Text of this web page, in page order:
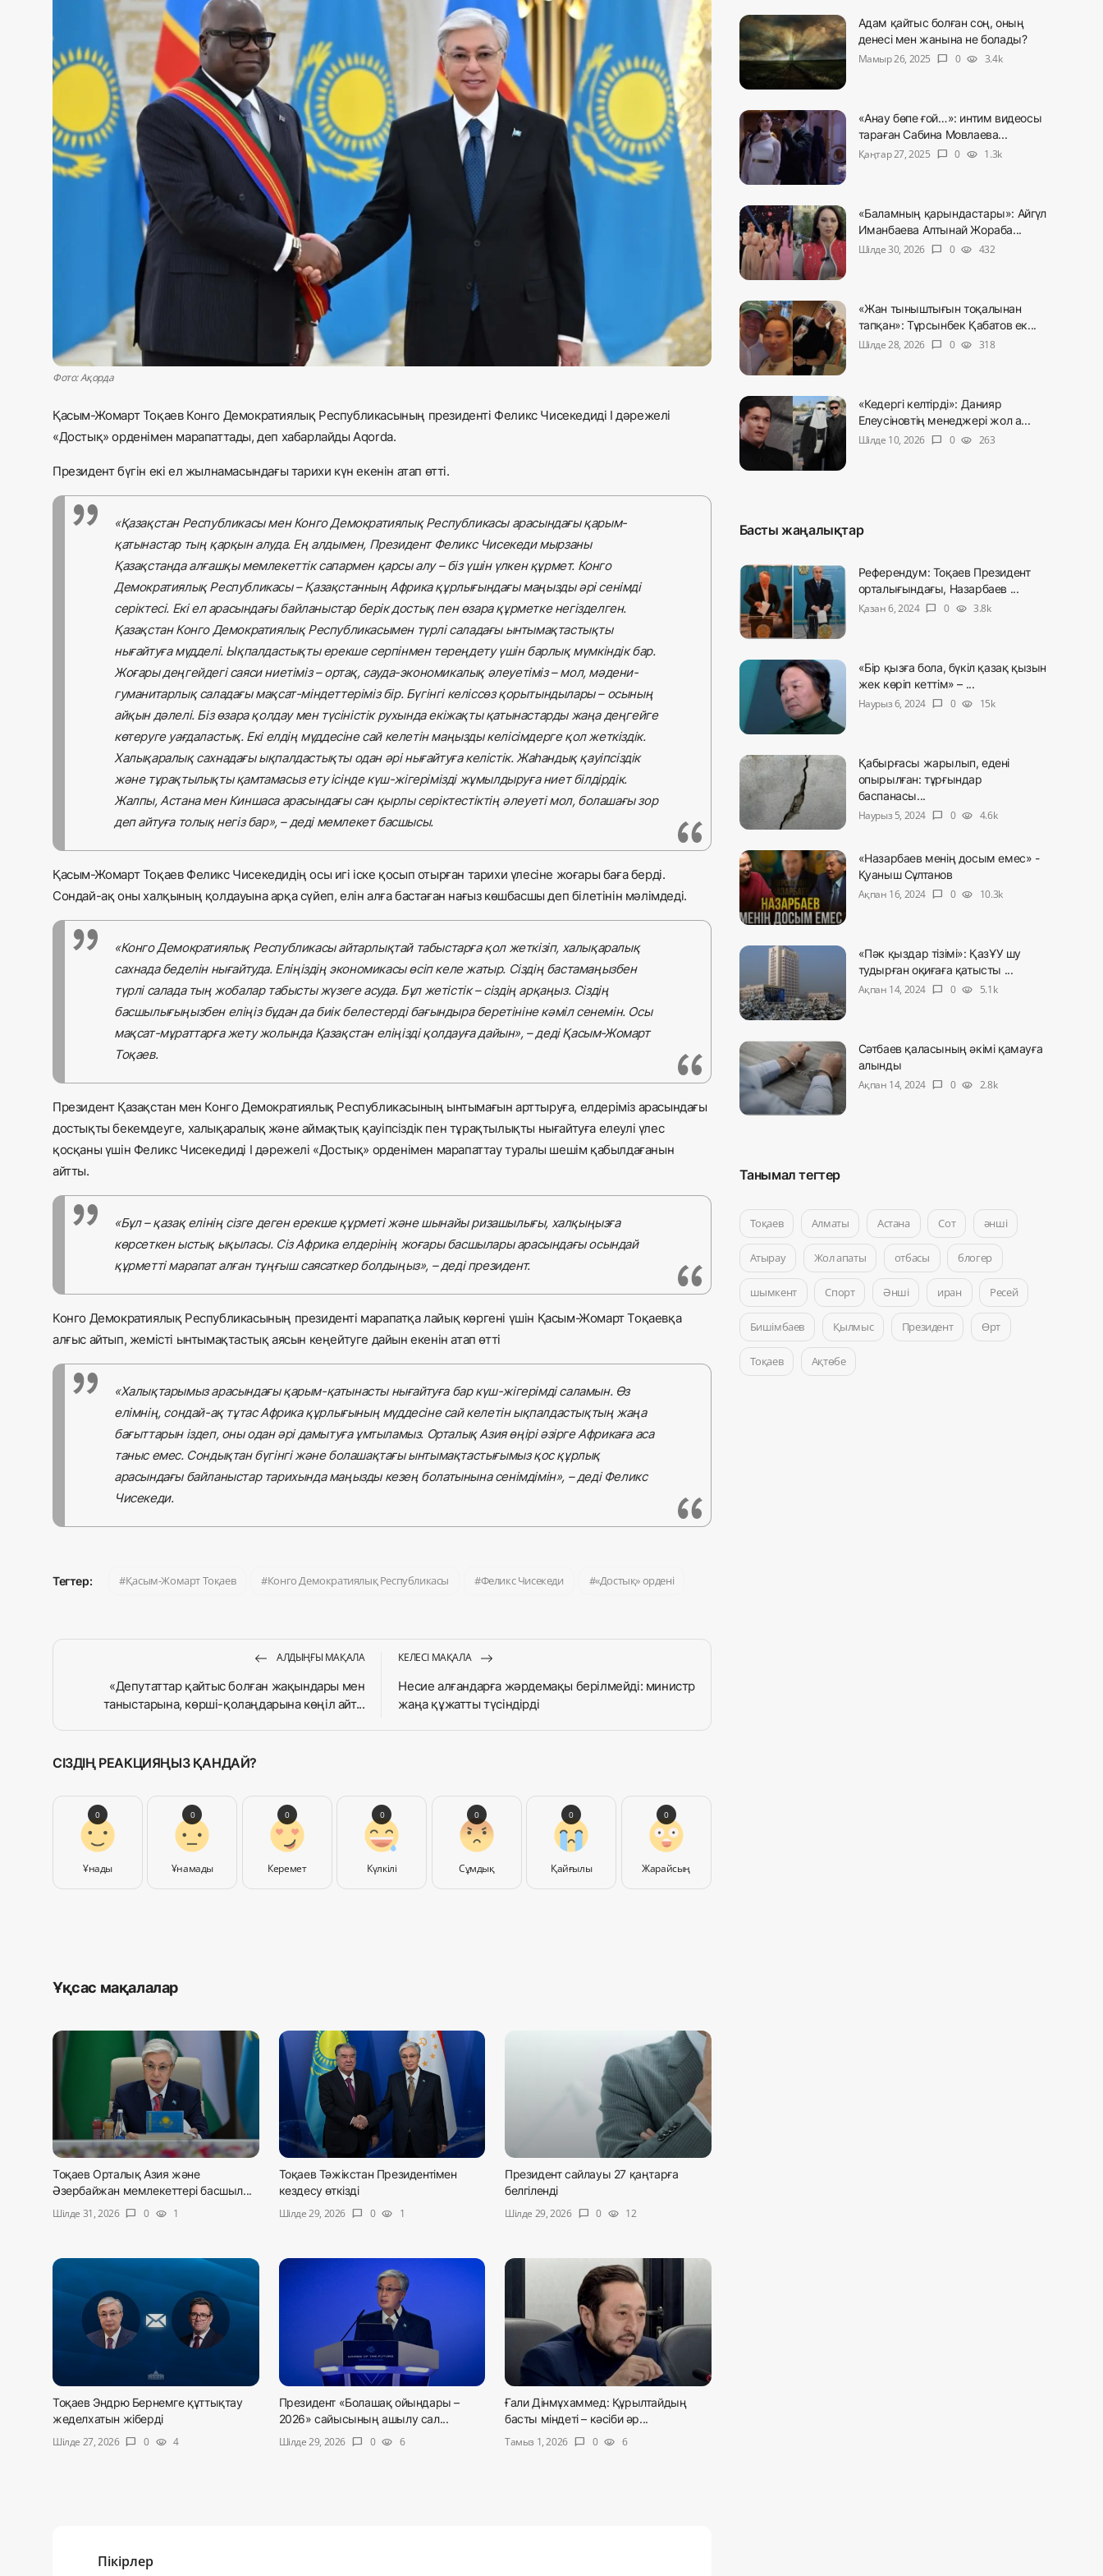
Журналистік зерттеу
Фото: Ақорда
Қасым-Жомарт Тоқаев Конго Демократиялық Республикасының президенті Феликс Чисекедиді І дәрежелі
«Достық» орденімен марапаттады, деп хабарлайды Aqorda.
Президент бүгін екі ел жылнамасындағы тарихи күн екенін атап өтті.
«Қазақстан Республикасы мен Конго Демократиялық Республикасы арасындағы қарым-
қатынастар тың қарқын алуда. Ең алдымен, Президент Феликс Чисекеди мырзаны
Қазақстанда алғашқы мемлекеттік сапармен қарсы алу – біз үшін үлкен құрмет. Конго
Демократиялық Республикасы – Қазақстанның Африка құрлығындағы маңызды әрі сенімді
серіктесі. Екі ел арасындағы байланыстар берік достық пен өзара құрметке негізделген.
Қазақстан Конго Демократиялық Республикасымен түрлі саладағы ынтымақтастықты
нығайтуға мүдделі. Ықпалдастықты ерекше серпінмен тереңдету үшін барлық мүмкіндік бар.
Жоғары деңгейдегі саяси ниетіміз – ортақ, сауда-экономикалық әлеуетіміз – мол, мәдени-
гуманитарлық саладағы мақсат-міндеттеріміз бір. Бүгінгі келіссөз қорытындылары – осының
айқын дәлелі. Біз өзара қолдау мен түсіністік рухында екіжақты қатынастарды жаңа деңгейге
көтеруге уағдаластық. Екі елдің мүддесіне сай келетін маңызды келісімдерге қол жеткіздік.
Халықаралық сахнадағы ықпалдастықты одан әрі нығайтуға келістік. Жаһандық қауіпсіздік
және тұрақтылықты қамтамасыз ету ісінде күш-жігерімізді жұмылдыруға ниет білдірдік.
Жалпы, Астана мен Киншаса арасындағы сан қырлы серіктестіктің әлеуеті мол, болашағы зор
деп айтуға толық негіз бар», – деді мемлекет басшысы.
Қасым-Жомарт Тоқаев Феликс Чисекедидің осы игі іске қосып отырған тарихи үлесіне жоғары баға берді.
Сондай-ақ оны халқының қолдауына арқа сүйеп, елін алға бастаған нағыз көшбасшы деп білетінін мәлімдеді.
«Конго Демократиялық Республикасы айтарлықтай табыстарға қол жеткізіп, халықаралық
сахнада беделін нығайтуда. Еліңіздің экономикасы өсіп келе жатыр. Сіздің бастамаңызбен
түрлі салада тың жобалар табысты жүзеге асуда. Бұл жетістік – сіздің арқаңыз. Сіздің
басшылығыңызбен еліңіз бұдан да биік белестерді бағындыра беретініне кәміл сенемін. Осы
мақсат-мұраттарға жету жолында Қазақстан еліңізді қолдауға дайын», – деді Қасым-Жомарт
Тоқаев.
Президент Қазақстан мен Конго Демократиялық Республикасының ынтымағын арттыруға, елдеріміз арасындағы
достықты бекемдеуге, халықаралық және аймақтық қауіпсіздік пен тұрақтылықты нығайтуға елеулі үлес
қосқаны үшін Феликс Чисекедиді І дәрежелі «Достық» орденімен марапаттау туралы шешім қабылдағанын
айтты.
«Бұл – қазақ елінің сізге деген ерекше құрметі және шынайы ризашылығы, халқыңызға
көрсеткен ыстық ықыласы. Сіз Африка елдерінің жоғары басшылары арасындағы осындай
құрметті марапат алған тұңғыш саясаткер болдыңыз», – деді президент.
Конго Демократиялық Республикасының президенті марапатқа лайық көргені үшін Қасым-Жомарт Тоқаевқа
алғыс айтып, жемісті ынтымақтастық аясын кеңейтуге дайын екенін атап өтті
«Халықтарымыз арасындағы қарым-қатынасты нығайтуға бар күш-жігерімді саламын. Өз
елімнің, сондай-ақ тұтас Африка құрлығының мүддесіне сай келетін ықпалдастықтың жаңа
бағыттарын іздеп, оны одан әрі дамытуға ұмтыламыз. Орталық Азия өңірі әзірге Африкаға аса
таныс емес. Сондықтан бүгінгі және болашақтағы ынтымақтастығымыз қос құрлық
арасындағы байланыстар тарихында маңызды кезең болатынына сенімдімін», – деді Феликс
Чисекеди.
Тегтер: Қасым-Жомарт Тоқаев Конго Демократиялық Республикасы Феликс Чисекеди «Достық» ордені
АЛДЫҢҒЫ МАҚАЛА
«Депутаттар қайтыс болған жақындары мен
таныстарына, көрші-қолаңдарына көңіл айт...
КЕЛЕСІ МАҚАЛА
Несие алғандарға жәрдемақы берілмейді: министр
жаңа құжатты түсіндірді
СІЗДІҢ РЕАКЦИЯҢЫЗ ҚАНДАЙ?
Ұнады
0
Ұнамады
0
Керемет
0
Күлкілі
0
Сұмдық
0
Қайғылы
0
Жарайсың
0
Ұқсас мақалалар
Тоқаев Орталық Азия және
Әзербайжан мемлекеттері басшыл...
Шілде 31, 2026 chat_bubble 0 visibility 1
Тоқаев Тәжікстан Президентімен
кездесу өткізді
Шілде 29, 2026 chat_bubble 0 visibility 1
Президент сайлауы 27 қаңтарға
белгіленді
Шілде 29, 2026 chat_bubble 0 visibility 12
Тоқаев Эндрю Бернемге құттықтау
жеделхатын жіберді
Шілде 27, 2026 chat_bubble 0 visibility 4
Президент «Болашақ ойындары –
2026» сайысының ашылу сал...
Шілде 29, 2026
chat_bubble 0 visibility 6
Ғали Дінмұхаммед: Құрылтайдың
басты міндеті – кәсіби әр...
Тамыз 1, 2026
chat_bubble 0 visibility 6
Пікірлер
Адам қайтыс болған соң, оның
денесі мен жанына не болады?
Мамыр 26, 2025
chat_bubble 0 visibility 3.4k
«Анау бөпе ғой…»: интим видеосы
тараған Сабина Мовлаева...
Қаңтар 27, 2025
chat_bubble 0 visibility 1.3k
«Баламның қарындастары»: Айгүл
Иманбаева Алтынай Жораба...
Шілде 30, 2026
chat_bubble 0 visibility 432
«Жан тыныштығын тоқалынан
тапқан»: Тұрсынбек Қабатов ек...
Шілде 28, 2026
chat_bubble 0 visibility 318
«Кедергі келтірді»: Данияр
Елеусіновтің менеджері жол а...
Шілде 10, 2026
chat_bubble 0 visibility 263
Басты жаңалықтар
Референдум: Тоқаев Президент
орталығындағы, Назарбаев ...
Қазан 6, 2024 chat_bubble 0 visibility 3.8k
«Бір қызға бола, бүкіл қазақ қызын
жек көріп кеттім» – ...
Наурыз 6, 2024
chat_bubble 0 visibility 15k
Қабырғасы жарылып, едені
опырылған: тұрғындар
баспанасы...
Наурыз 5, 2024
chat_bubble 0 visibility 4.6k
«Назарбаев менің досым емес» -
Қуаныш Сұлтанов
Ақпан 16, 2024
chat_bubble 0 visibility 10.3k
«Пәк қыздар тізімі»: ҚазҰУ шу
тудырған оқиғаға қатысты ...
Ақпан 14, 2024
chat_bubble 0 visibility 5.1k
Сәтбаев қаласының әкімі қамауға
алынды
Ақпан 14, 2024
chat_bubble 0 visibility 2.8k
Танымал тегтер
Тоқаев Алматы Астана Сот әнші
Атырау Жол апаты отбасы блогер
шымкент Спорт Әнші иран Ресей
Бишімбаев Қылмыс Президент Өрт
Тоқаев Ақтөбе